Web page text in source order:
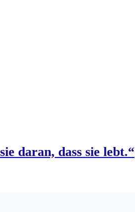
daran, dass sie lebt.“